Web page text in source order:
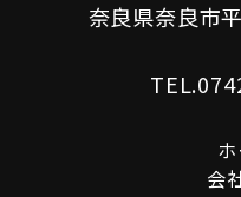
奈良県奈良市
会